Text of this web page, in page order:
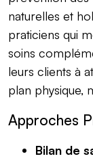
naturelles et
praticiens qui
soins
leurs clients à
plan physique,
Approches
Bilan de